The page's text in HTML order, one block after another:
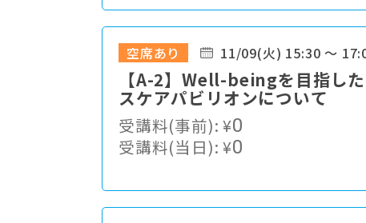
空席あり 11/09(火) 15:30 ～
【A-2】Well-beingを目指し
スケアパビリオンについて
受講料(事前):¥0
受講料(当日):¥0